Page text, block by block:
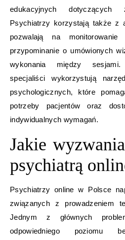
edukacyjnych dotyczących
Psychiatrzy korzystają także z
pozwalają na
przypominanie o umówionych
wykonania między
specjaliści wykorzystują
psychologicznych, które
potrzeby pacjentów oraz
indywidualnych wymagań.
Jakie
psychiatrą
Psychiatrzy online w Polsce
związanych z prowadzeniem
Jednym z głównych
odpowiedniego poziomu